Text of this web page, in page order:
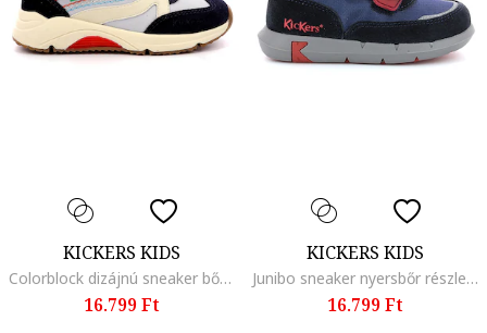
KICKERS KIDS
Colorblock dizájnú sneaker bőrrészletekkel, Piros/Fekete/Tengerészkék
16.799 Ft
KICKERS KIDS
Junibo sneaker nyersbőr részletekkel, Piros/Kék
16.799 Ft